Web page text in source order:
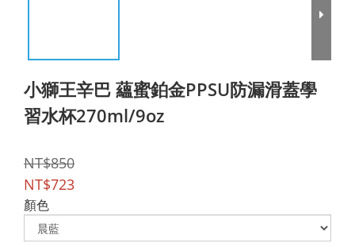
小獅王辛巴 蘊蜜鉑金PPSU防漏滑蓋學
習水杯270ml/9oz
NT$850
NT$723
顏色